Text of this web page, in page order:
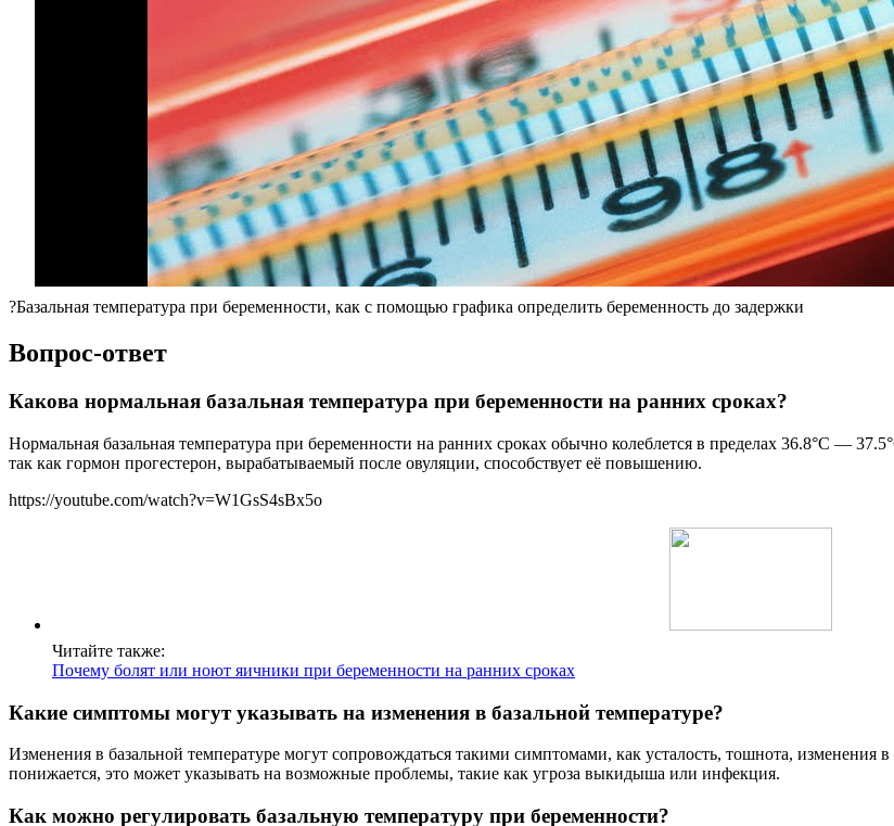
?Базальная температура при беременности, как с помощью графика определить беременность до задержки
Вопрос-ответ
Какова нормальная базальная температура при беременности на ранних сроках?
Нормальная базальная температура при беременности на ранних сроках обычно колеблется в пределах 36.8°C —
так как гормон прогестерон, вырабатываемый после овуляции, способствует её повышению.
https://youtube.com/watch?v=W1GsS4sBx5o
Читайте также:
Почему болят или ноют яичники при беременности на ранних сроках
Какие симптомы могут указывать на изменения в базальной температуре?
Изменения в базальной температуре могут сопровождаться такими симптомами, как усталость, тошнота, изменения
понижается, это может указывать на возможные проблемы, такие как угроза выкидыша или инфекция.
Как можно регулировать базальную температуру при беременности?